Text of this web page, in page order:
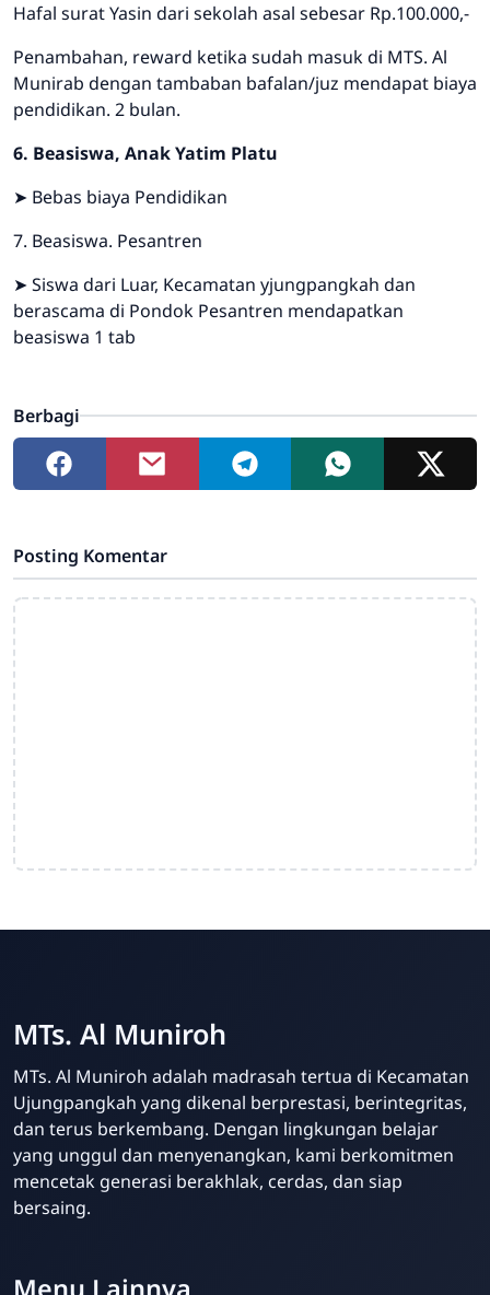
Hafal surat Yasin dari sekolah asal sebesar Rp.100.000,-
Penambahan, reward ketika sudah masuk di MTS. Al
Munirab dengan tambaban bafalan/juz mendapat biaya
pendidikan. 2 bulan.
6. Beasiswa, Anak Yatim Platu
➤ Bebas biaya Pendidikan
7. Beasiswa. Pesantren
➤ Siswa dari Luar, Kecamatan yjungpangkah dan
berascama di Pondok Pesantren mendapatkan
beasiswa 1 tab
Berbagi
Posting Komentar
MTs. Al Muniroh
MTs. Al Muniroh adalah madrasah tertua di Kecamatan
Ujungpangkah yang dikenal berprestasi, berintegritas,
dan terus berkembang. Dengan lingkungan belajar
yang unggul dan menyenangkan, kami berkomitmen
mencetak generasi berakhlak, cerdas, dan siap
bersaing.